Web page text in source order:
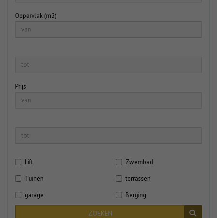
Oppervlak (m2)
Prijs
Lift
Zwembad
Tuinen
terrassen
garage
Berging
ZOEKEN